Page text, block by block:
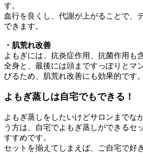
す。
血行を良くし、代謝が上がることで、
できます。
・肌荒れ改善
よもぎには、抗炎症作用、抗菌作用も
全身と、最後には頭まですっぽりとマ
びるため、肌荒れ改善にも効果的です。
よもぎ蒸しは自宅でもできる！
よもぎ蒸しをしたいけどサロンまでな
う方は、自宅でよもぎ蒸しができるセ
すすめです。
セットを揃えてしまえば、ご自宅で好